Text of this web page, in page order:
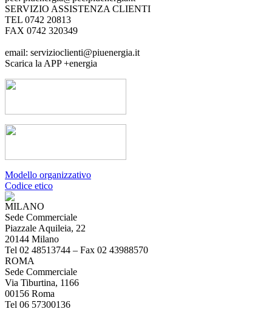
SERVIZIO ASSISTENZA CLIENTI
TEL 0742 20813
FAX 0742 320349
email: servizioclienti@piuenergia.it
Scarica la APP +energia
Modello organizzativo
Codice etico
MILANO
Sede Commerciale
Piazzale Aquileia, 22
20144 Milano
Tel 02 48513744 – Fax 02 43988570
ROMA
Sede Commerciale
Via Tiburtina, 1166
00156 Roma
Tel 06 57300136